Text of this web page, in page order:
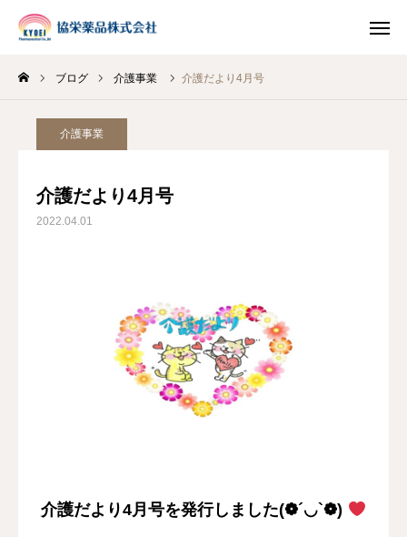
ブログ 介護事業 介護だより4月号
介護事業
介護だより4月号
2022.04.01
介護だより4月号を発行しました(❁´◡`❁)
INSTAGRAM
HOME